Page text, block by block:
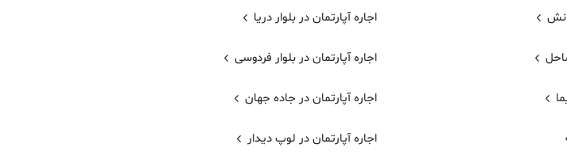
اجاره آپارتمان در بلوار دریا
اجاره آپارتمان در بلوار فردوسی
اجاره آپارتمان در جاده جهان
اجاره آپارتمان در لوپ دیدار